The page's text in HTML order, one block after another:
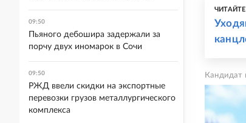
Кандидат
09:50
Пьяного дебошира задержали за
порчу двух иномарок в Сочи
09:50
РЖД ввели скидки на экспортные
перевозки грузов металлургического
комплекса